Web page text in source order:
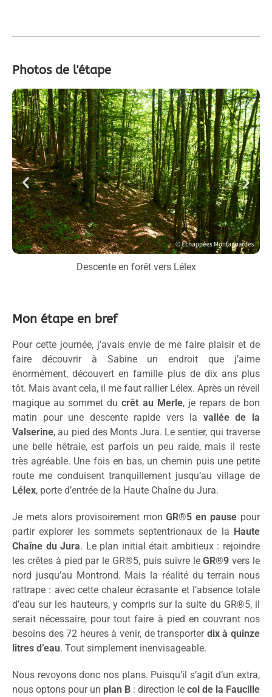
Photos de l'étape
Descente en forêt vers Lélex
Mon étape en bref
Pour cette journée, j’avais envie de me faire plaisir et de
faire découvrir à Sabine un endroit que j’aime
énormément, découvert en famille plus de dix ans plus
tôt. Mais avant cela, il me faut rallier Lélex. Après un réveil
magique au sommet ducrêt au Merle, je repars de bon
matin pour une descente rapide vers la vallée de la
Valserine, au pied des Monts Jura. Le sentier, qui traverse
une belle hêtraie, est parfois un peu raide, mais il reste
très agréable. Une fois en bas, un chemin puis une petite
route me conduisent tranquillement jusqu’au village de
Lélex, porte d’entrée de la Haute Chaîne du Jura.
Je mets alors provisoirement monGR®5 en pause pour
partir explorer les sommets septentrionaux de la Haute
Chaîne du Jura. Le plan initial était ambitieux : rejoindre
les crêtes à pied par le GR®5, puis suivre leGR®9 vers le
nord jusqu’au Montrond. Mais la réalité du terrain nous
rattrape : avec cette chaleur écrasante et l’absence totale
d’eau sur les hauteurs, y compris sur la suite du GR®5, il
serait nécessaire, pour tout faire à pied en couvrant nos
besoins des 72 heures à venir, de transporter dix à quinze
litres d’eau. Tout simplement inenvisageable.
Nous revoyons donc nos plans. Puisqu’il s’agit d’un extra,
nous optons pour un plan B : direction le col de la Faucille